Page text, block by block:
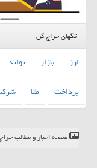
تگهای حراج کن
ارز بازار تولید
پرداخت
طلا
صفحه اخبار و مطالب